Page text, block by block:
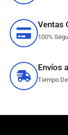
Ventas
100%
Envíos
Tiempo